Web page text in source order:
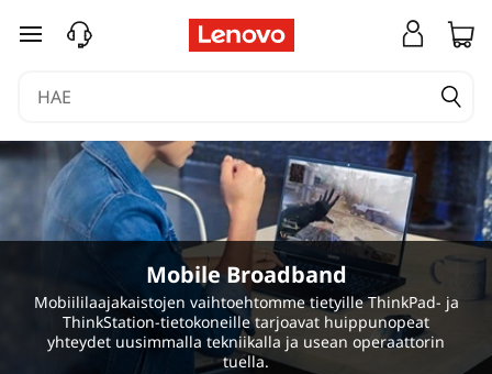
M
i
l
siirry pääsisältöön
Mobile Broadband
Mobiililaajakaistojen vaihtoehtomme tietyille ThinkPad- ja
ThinkStation-tietokoneille tarjoavat huippunopeat
yhteydet uusimmalla tekniikalla ja usean operaattorin
tuella.